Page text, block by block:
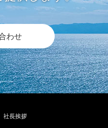
わせ
社長挨拶